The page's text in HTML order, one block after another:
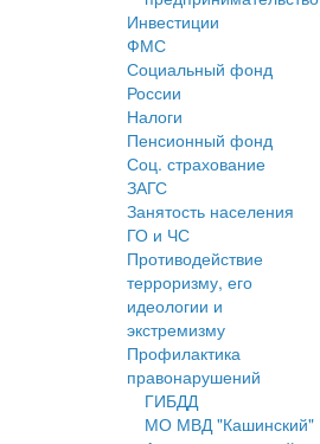
Инвестиции
ФМС
Социальный фонд
России
Налоги
Пенсионный фонд
Соц. страхование
ЗАГС
Занятость населения
ГО и ЧС
Противодействие
терроризму, его
идеологии и
экстремизму
Профилактика
правонарушений
ГИБДД
МО МВД "Кашинский"